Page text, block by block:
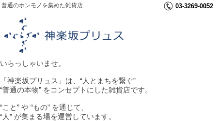
普通のホンモノを集めた雑貨店 03-3269-0052
いらっしゃいませ。
「神楽坂プリュス」は、“人とまちを繋ぐ”
“普通の本物” をコンセプトにした雑貨店です。
“こと” や “もの” を通じて、
“人” が集まる場を運営しています。